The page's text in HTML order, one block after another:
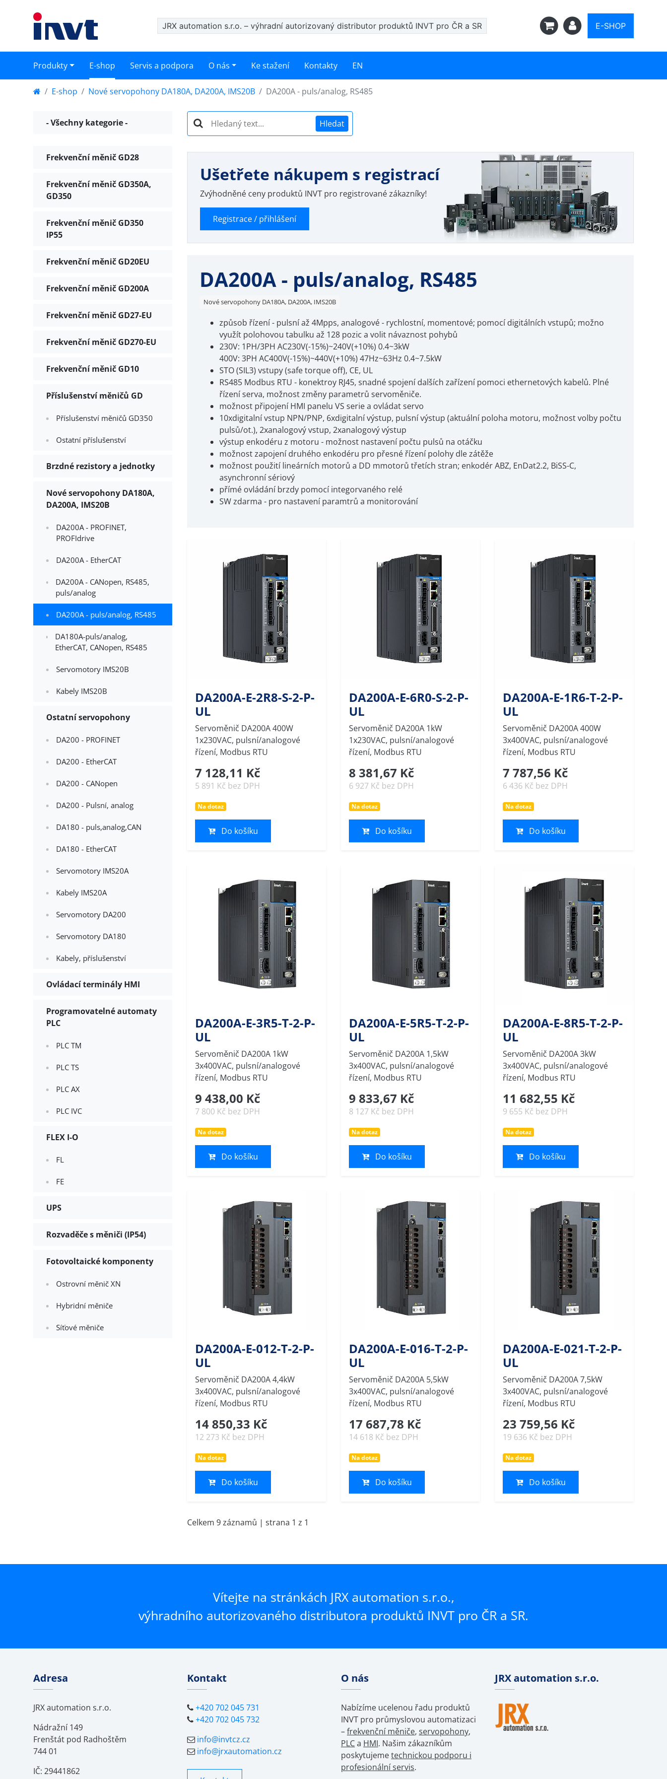
JRX automation s.r.o. – výhradní autorizovaný distributor produktů INVT pro ČR a SR E-SHOP
Produkty E-shop Servis a podpora O nás Ke stažení Kontakty EN
E-shop Nové servopohony DA180A, DA200A, IMS20B DA200A - puls/analog, RS485
- Všechny kategorie -
Frekvenční měnič GD28
Frekvenční měnič GD350A,
GD350
Frekvenční měnič GD350
IP55
Frekvenční měnič GD20EU
Frekvenční měnič GD200A
Frekvenční měnič GD27-EU
Frekvenční měnič GD270-EU
Frekvenční měnič GD10
Příslušenství měničů GD
Příslušenství měničů GD350
Ostatní příslušenství
Brzdné rezistory a jednotky
Nové servopohony DA180A,
DA200A, IMS20B
DA200A - PROFINET,
PROFIdrive
DA200A - EtherCAT
DA200A - CANopen, RS485,
puls/analog
DA200A - puls/analog, RS485
DA180A-puls/analog,
EtherCAT, CANopen, RS485
Servomotory IMS20B
Kabely IMS20B
Ostatní servopohony
DA200 - PROFINET
DA200 - EtherCAT
DA200 - CANopen
DA200 - Pulsní, analog
DA180 - puls,analog,CAN
DA180 - EtherCAT
Servomotory IMS20A
Kabely IMS20A
Servomotory DA200
Servomotory DA180
Kabely, příslušenství
Ovládací terminály HMI
Programovatelné automaty
PLC
PLC TM
PLC TS
PLC AX
PLC IVC
FLEX I-O
FL
FE
UPS
Rozvaděče s měniči (IP54)
Fotovoltaické komponenty
Ostrovní měnič XN
Hybridní měniče
Síťové měniče
Hledat
Ušetřete nákupem s registrací
Zvýhodněné ceny produktů INVT pro registrované zákazníky!
Registrace / přihlášení
DA200A - puls/analog, RS485
Nové servopohony DA180A, DA200A, IMS20B
způsob řízení - pulsní až 4Mpps, analogové - rychlostní, momentové; pomocí digitálních vstupů; možno
využít polohovou tabulku až 128 pozic a volit návaznost pohybů
230V: 1PH/3PH AC230V(-15%)~240V(+10%) 0.4~3kW
400V: 3PH AC400V(-15%)~440V(+10%) 47Hz~63Hz 0.4~7.5kW
STO (SIL3) vstupy (safe torque off), CE, UL
RS485 Modbus RTU - konektroy RJ45, snadné spojení dalších zařízení pomoci ethernetových kabelů. Plné
řízení serva, možnost změny parametrů servoměniče.
možnost připojení HMI panelu VS serie a ovládat servo
10xdigitalní vstup NPN/PNP, 6xdigitalní výstup, pulsní výstup (aktuální poloha motoru, možnost volby počtu
pulsů/ot.), 2xanalogový vstup, 2xanalogový výstup
výstup enkodéru z motoru - možnost nastavení počtu pulsů na otáčku
možnost zapojení druhého enkodéru pro přesné řízení polohy dle zátěže
možnost použití lineárních motorů a DD mmotorů třetích stran; enkodér ABZ, EnDat2.2, BiSS-C,
asynchronní sériový
přímé ovládání brzdy pomocí integorvaného relé
SW zdarma - pro nastavení paramtrů a monitorování
DA200A-E-2R8-S-2-P-
UL
Servoměnič DA200A 400W
1x230VAC, pulsní/analogové
řízení, Modbus RTU
7 128,11 Kč
5 891 Kč bez DPH
Na dotaz
Do košíku
DA200A-E-6R0-S-2-P-
UL
Servoměnič DA200A 1kW
1x230VAC, pulsní/analogové
řízení, Modbus RTU
8 381,67 Kč
6 927 Kč bez DPH
Na dotaz
Do košíku
DA200A-E-1R6-T-2-P-
UL
Servoměnič DA200A 400W
3x400VAC, pulsní/analogové
řízení, Modbus RTU
7 787,56 Kč
6 436 Kč bez DPH
Na dotaz
Do košíku
DA200A-E-3R5-T-2-P-
UL
Servoměnič DA200A 1kW
3x400VAC, pulsní/analogové
řízení, Modbus RTU
9 438,00 Kč
7 800 Kč bez DPH
Na dotaz
Do košíku
DA200A-E-5R5-T-2-P-
UL
Servoměnič DA200A 1,5kW
3x400VAC, pulsní/analogové
řízení, Modbus RTU
9 833,67 Kč
8 127 Kč bez DPH
Na dotaz
Do košíku
DA200A-E-8R5-T-2-P-
UL
Servoměnič DA200A 3kW
3x400VAC, pulsní/analogové
řízení, Modbus RTU
11 682,55 Kč
9 655 Kč bez DPH
Na dotaz
Do košíku
DA200A-E-012-T-2-P-
UL
Servoměnič DA200A 4,4kW
3x400VAC, pulsní/analogové
řízení, Modbus RTU
14 850,33 Kč
12 273 Kč bez DPH
Na dotaz
Do košíku
DA200A-E-016-T-2-P-
UL
Servoměnič DA200A 5,5kW
3x400VAC, pulsní/analogové
řízení, Modbus RTU
17 687,78 Kč
14 618 Kč bez DPH
Na dotaz
Do košíku
DA200A-E-021-T-2-P-
UL
Servoměnič DA200A 7,5kW
3x400VAC, pulsní/analogové
řízení, Modbus RTU
23 759,56 Kč
19 636 Kč bez DPH
Na dotaz
Do košíku
Celkem 9 záznamů | strana 1 z 1
Vítejte na stránkách JRX automation s.r.o.,
výhradního autorizovaného distributora produktů INVT pro ČR a SR.
Adresa
JRX automation s.r.o.
Nádražní 149
Frenštát pod Radhoštěm
744 01
IČ: 29441862
Kontakt
+420 702 045 731
+420 702 045 732
info@invtcz.cz
info@jrxautomation.cz
O nás
Nabízíme ucelenou řadu produktů
INVT pro průmyslovou automatizaci
–frekvenční měniče, servopohony,
PLCa HMI. Našim zákazníkům
poskytujemetechnickou podporu i
profesionální servis.
JRX automation s.r.o.